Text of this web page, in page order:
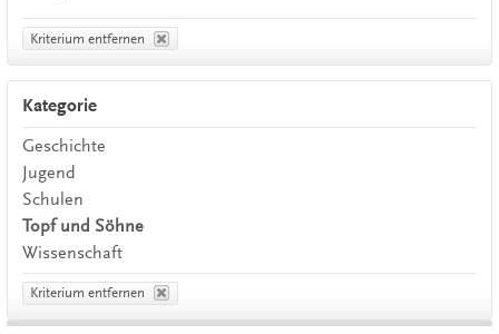
Kriterium entfernen
Kategorie
Geschichte
Jugend
Schulen
Topf und Söhne
Wissenschaft
Kriterium entfernen